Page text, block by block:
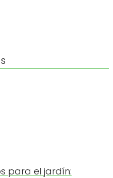
para el jardín: